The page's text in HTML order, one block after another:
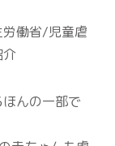
働省/児童虐
んの一部で